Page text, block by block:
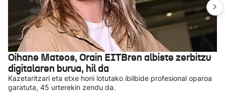
Oihane Mateos, Orain EITBren albiste zerbitzu
digitalaren burua, hil da
Kazetaritzari eta etxe honi lotutako ibilbide profesional oparoa
garatuta, 45 urterekin zendu da.